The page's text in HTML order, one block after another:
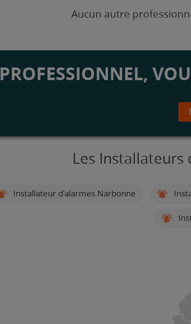
Aucun autre
PROFESSIONNEL,
Les
Installateur d'alarmes Narbonne